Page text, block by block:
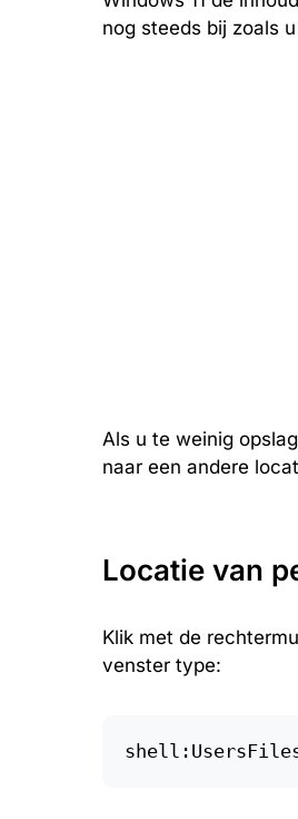
nog steeds bij zoals
Als u te weinig
naar een andere
Locatie van
Klik met de
venster type: